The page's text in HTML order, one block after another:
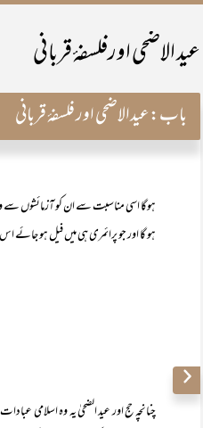
عيد الاضحى اورفلسفۂ قربانی
باب:عیدالاضحی اور فلسفۂ قربانی
ہوگا اسی مناسبت سے ان کو آزمائشوں سے
ہو گا اور جو پرائمری ہی میں فیل ہو جائے
چنانچہ حج اور عید الضحیٰ یہ وہ اسلامی